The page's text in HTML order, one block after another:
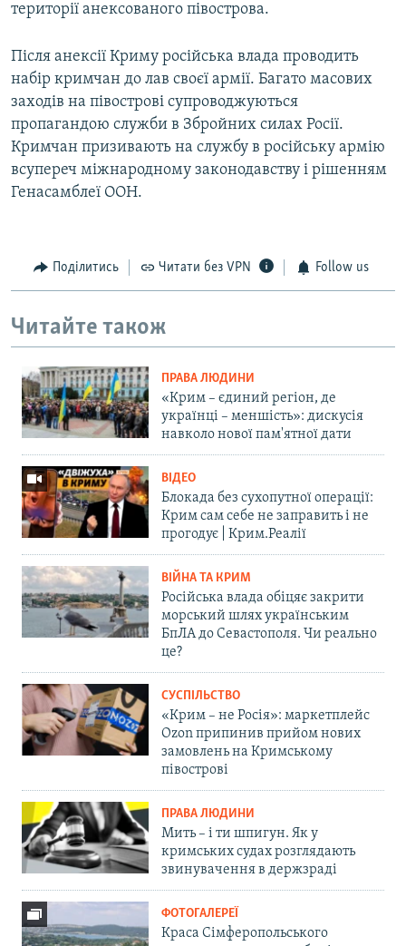
території анексованого півострова.
Після анексії Криму російська влада проводить
набір кримчан до лав своєї армії. Багато масових
заходів на півострові супроводжуються
пропагандою служби в Збройних силах Росії.
Кримчан призивають на службу в російську армію
всупереч міжнародному законодавству і рішенням
Генасамблеї ООН.
Поділитись Читати без VPN Follow us
Читайте також
ПРАВА ЛЮДИНИ
«Крим – єдиний регіон, де
українці – меншість»: дискусія
навколо нової пам'ятної дати
ВІДЕО
Блокада без сухопутної операції:
Крим сам себе не заправить і не
прогодує | Крим.Реалії
ВІЙНА ТА КРИМ
Російська влада обіцяє закрити
морський шлях українським
БпЛА до Севастополя. Чи реально
це?
СУСПІЛЬСТВО
«Крим – не Росія»: маркетплейс
Ozon припинив прийом нових
замовлень на Кримському
півострові
ПРАВА ЛЮДИНИ
Мить – і ти шпигун. Як у
кримських судах розглядають
звинувачення в держзраді
ФОТОГАЛЕРЕЇ
Краса Сімферопольського